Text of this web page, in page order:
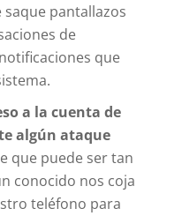
pantallazos
de
que
a la cuenta de
algún ataque
que puede ser tan
conocido nos coja
teléfono para